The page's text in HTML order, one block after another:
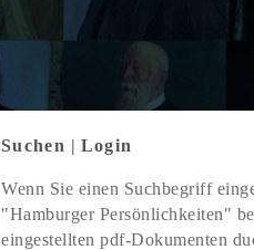
Suchen | Login
Wenn Sie einen Suchbegriff
"Hamburger Persönlichkeiten"
eingestellten pdf-Dokumenten